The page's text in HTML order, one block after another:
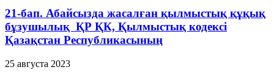
21-бап. Абайсызда жасалған қылмыстық құқық
бұзушылық ҚР ҚК, Қылмыстық кодексi
Қазақстан Республикасының
25 августа 2023